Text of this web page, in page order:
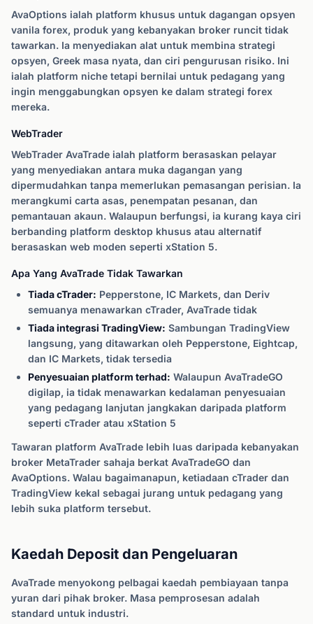
AvaOptions ialah platform khusus untuk dagangan opsyen
vanila forex, produk yang kebanyakan broker runcit tidak
tawarkan. Ia menyediakan alat untuk membina strategi
opsyen, Greek masa nyata, dan ciri pengurusan risiko. Ini
ialah platform niche tetapi bernilai untuk pedagang yang
ingin menggabungkan opsyen ke dalam strategi forex
mereka.
WebTrader
WebTrader AvaTrade ialah platform berasaskan pelayar
yang menyediakan antara muka dagangan yang
dipermudahkan tanpa memerlukan pemasangan perisian. Ia
merangkumi carta asas, penempatan pesanan, dan
pemantauan akaun. Walaupun berfungsi, ia kurang kaya ciri
berbanding platform desktop khusus atau alternatif
berasaskan web moden seperti xStation 5.
Apa Yang AvaTrade Tidak Tawarkan
Tiada cTrader: Pepperstone, IC Markets, dan Deriv
semuanya menawarkan cTrader, AvaTrade tidak
Tiada integrasi TradingView: Sambungan TradingView
langsung, yang ditawarkan oleh Pepperstone, Eightcap,
dan IC Markets, tidak tersedia
Penyesuaian platform terhad: Walaupun AvaTradeGO
digilap, ia tidak menawarkan kedalaman penyesuaian
yang pedagang lanjutan jangkakan daripada platform
seperti cTrader atau xStation 5
Tawaran platform AvaTrade lebih luas daripada kebanyakan
broker MetaTrader sahaja berkat AvaTradeGO dan
AvaOptions. Walau bagaimanapun, ketiadaan cTrader dan
TradingView kekal sebagai jurang untuk pedagang yang
lebih suka platform tersebut.
Kaedah Deposit dan Pengeluaran
AvaTrade menyokong pelbagai kaedah pembiayaan tanpa
yuran dari pihak broker. Masa pemprosesan adalah
standard untuk industri.